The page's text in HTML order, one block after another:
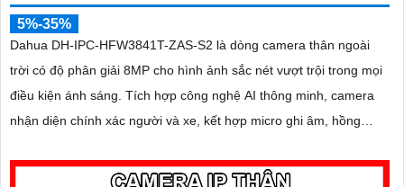
5%-35%
Dahua DH-IPC-HFW3841T-ZAS-S2 là dòng camera thân ngoài
trời có độ phân giải 8MP cho hình ảnh sắc nét vượt trội trong mọi
điều kiện ánh sáng. Tích hợp công nghệ AI thông minh, camera
nhận diện chính xác người và xe, kết hợp micro ghi âm, hồng
pháp giám sát toàn diện và hiệu quả